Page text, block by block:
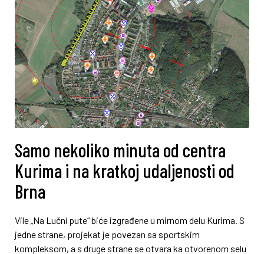
Samo nekoliko minuta od centra
Kurima i na kratkoj udaljenosti od
Brna
Vile „Na Luční pute“ biće izgrađene u mirnom delu Kurima. S
jedne strane, projekat je povezan sa sportskim
kompleksom, a s druge strane se otvara ka otvorenom selu